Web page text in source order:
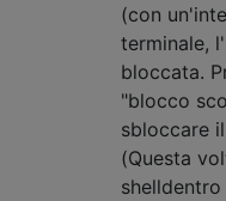
(con
terminale,
bloccata.
"blocco
sbloccare
(Questa